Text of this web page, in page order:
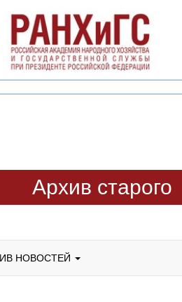
Архив старого
НОВОСТЕЙ